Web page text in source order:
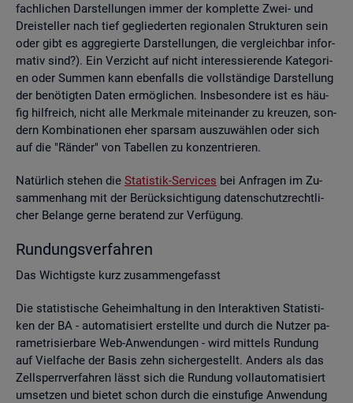
fach­li­chen Dar­stel­lun­gen immer der kom­plet­te Zwei- und
Drei­stel­ler nach tief ge­glie­der­ten re­gio­na­len Struk­tu­ren sein
oder gibt es agg­re­gier­te Dar­stel­lun­gen, die ver­gleich­bar in­for­
ma­tiv sind?). Ein Ver­zicht auf nicht in­ter­es­sie­ren­de Ka­te­go­ri­
en oder Sum­men kann eben­falls die voll­stän­di­ge Dar­stel­lung
der be­nö­tig­ten Daten er­mög­li­chen. Ins­be­son­de­re ist es häu­
fig hilf­reich, nicht alle Merk­ma­le mit­ein­an­der zu kreu­zen, son­
dern Kom­bi­na­tio­nen eher spar­sam aus­zu­wäh­len oder sich
auf die "Rän­der" von Ta­bel­len zu kon­zen­trie­ren.
Na­tür­lich ste­hen die Sta­tis­tik-Ser­vices bei An­fra­gen im Zu­
sam­men­hang mit der Be­rück­sich­ti­gung da­ten­schutz­recht­li­
cher Be­lan­ge gerne be­ra­tend zur Ver­fü­gung.
Run­dungs­ver­fah­ren
Das Wich­tigs­te kurz zu­sam­men­ge­fasst
Die sta­tis­ti­sche Ge­heim­hal­tung in den In­ter­ak­ti­ven Sta­tis­ti­
ken der BA - au­to­ma­ti­siert er­stell­te und durch die Nut­zer pa­
ra­me­tri­sier­ba­re Web-An­wen­dun­gen - wird mit­tels Run­dung
auf Viel­fa­che der Basis zehn si­cher­ge­stellt. An­ders als das
Zell­sperr­ver­fah­ren lässt sich die Run­dung voll­au­to­ma­ti­siert
um­set­zen und bie­tet schon durch die ein­stu­fi­ge An­wen­dung